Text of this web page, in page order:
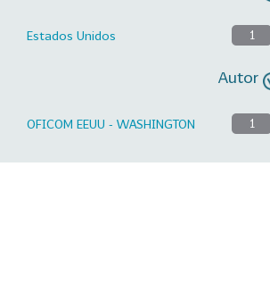
Estados Unidos 1
Autor
OFICOM EEUU - WASHINGTON 1